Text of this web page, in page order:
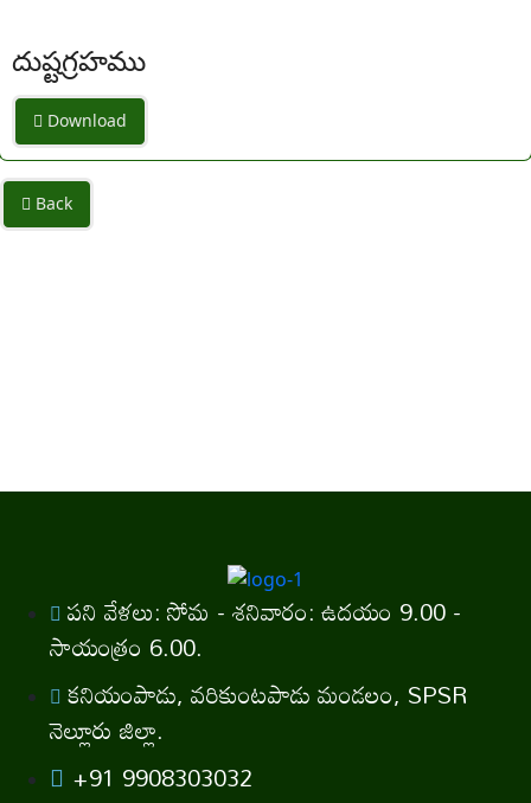
దుష్టగ్రహము
Download
Back
పని వేళలు: సోమ - శనివారం: ఉదయం 9.00 -
సాయంత్రం 6.00.
కనియంపాడు, వరికుంటపాడు మండలం, SPSR
నెల్లూరు జిల్లా.
+91 9908303032